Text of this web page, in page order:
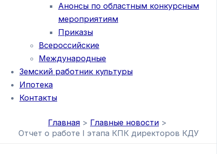
Анонсы по областным конкурсным
мероприятиям
Приказы
Всероссийские
Международные
Земский работник культуры
Ипотека
Контакты
Главная
Главные новости
Отчет о работе I этапа КПК директоров КДУ